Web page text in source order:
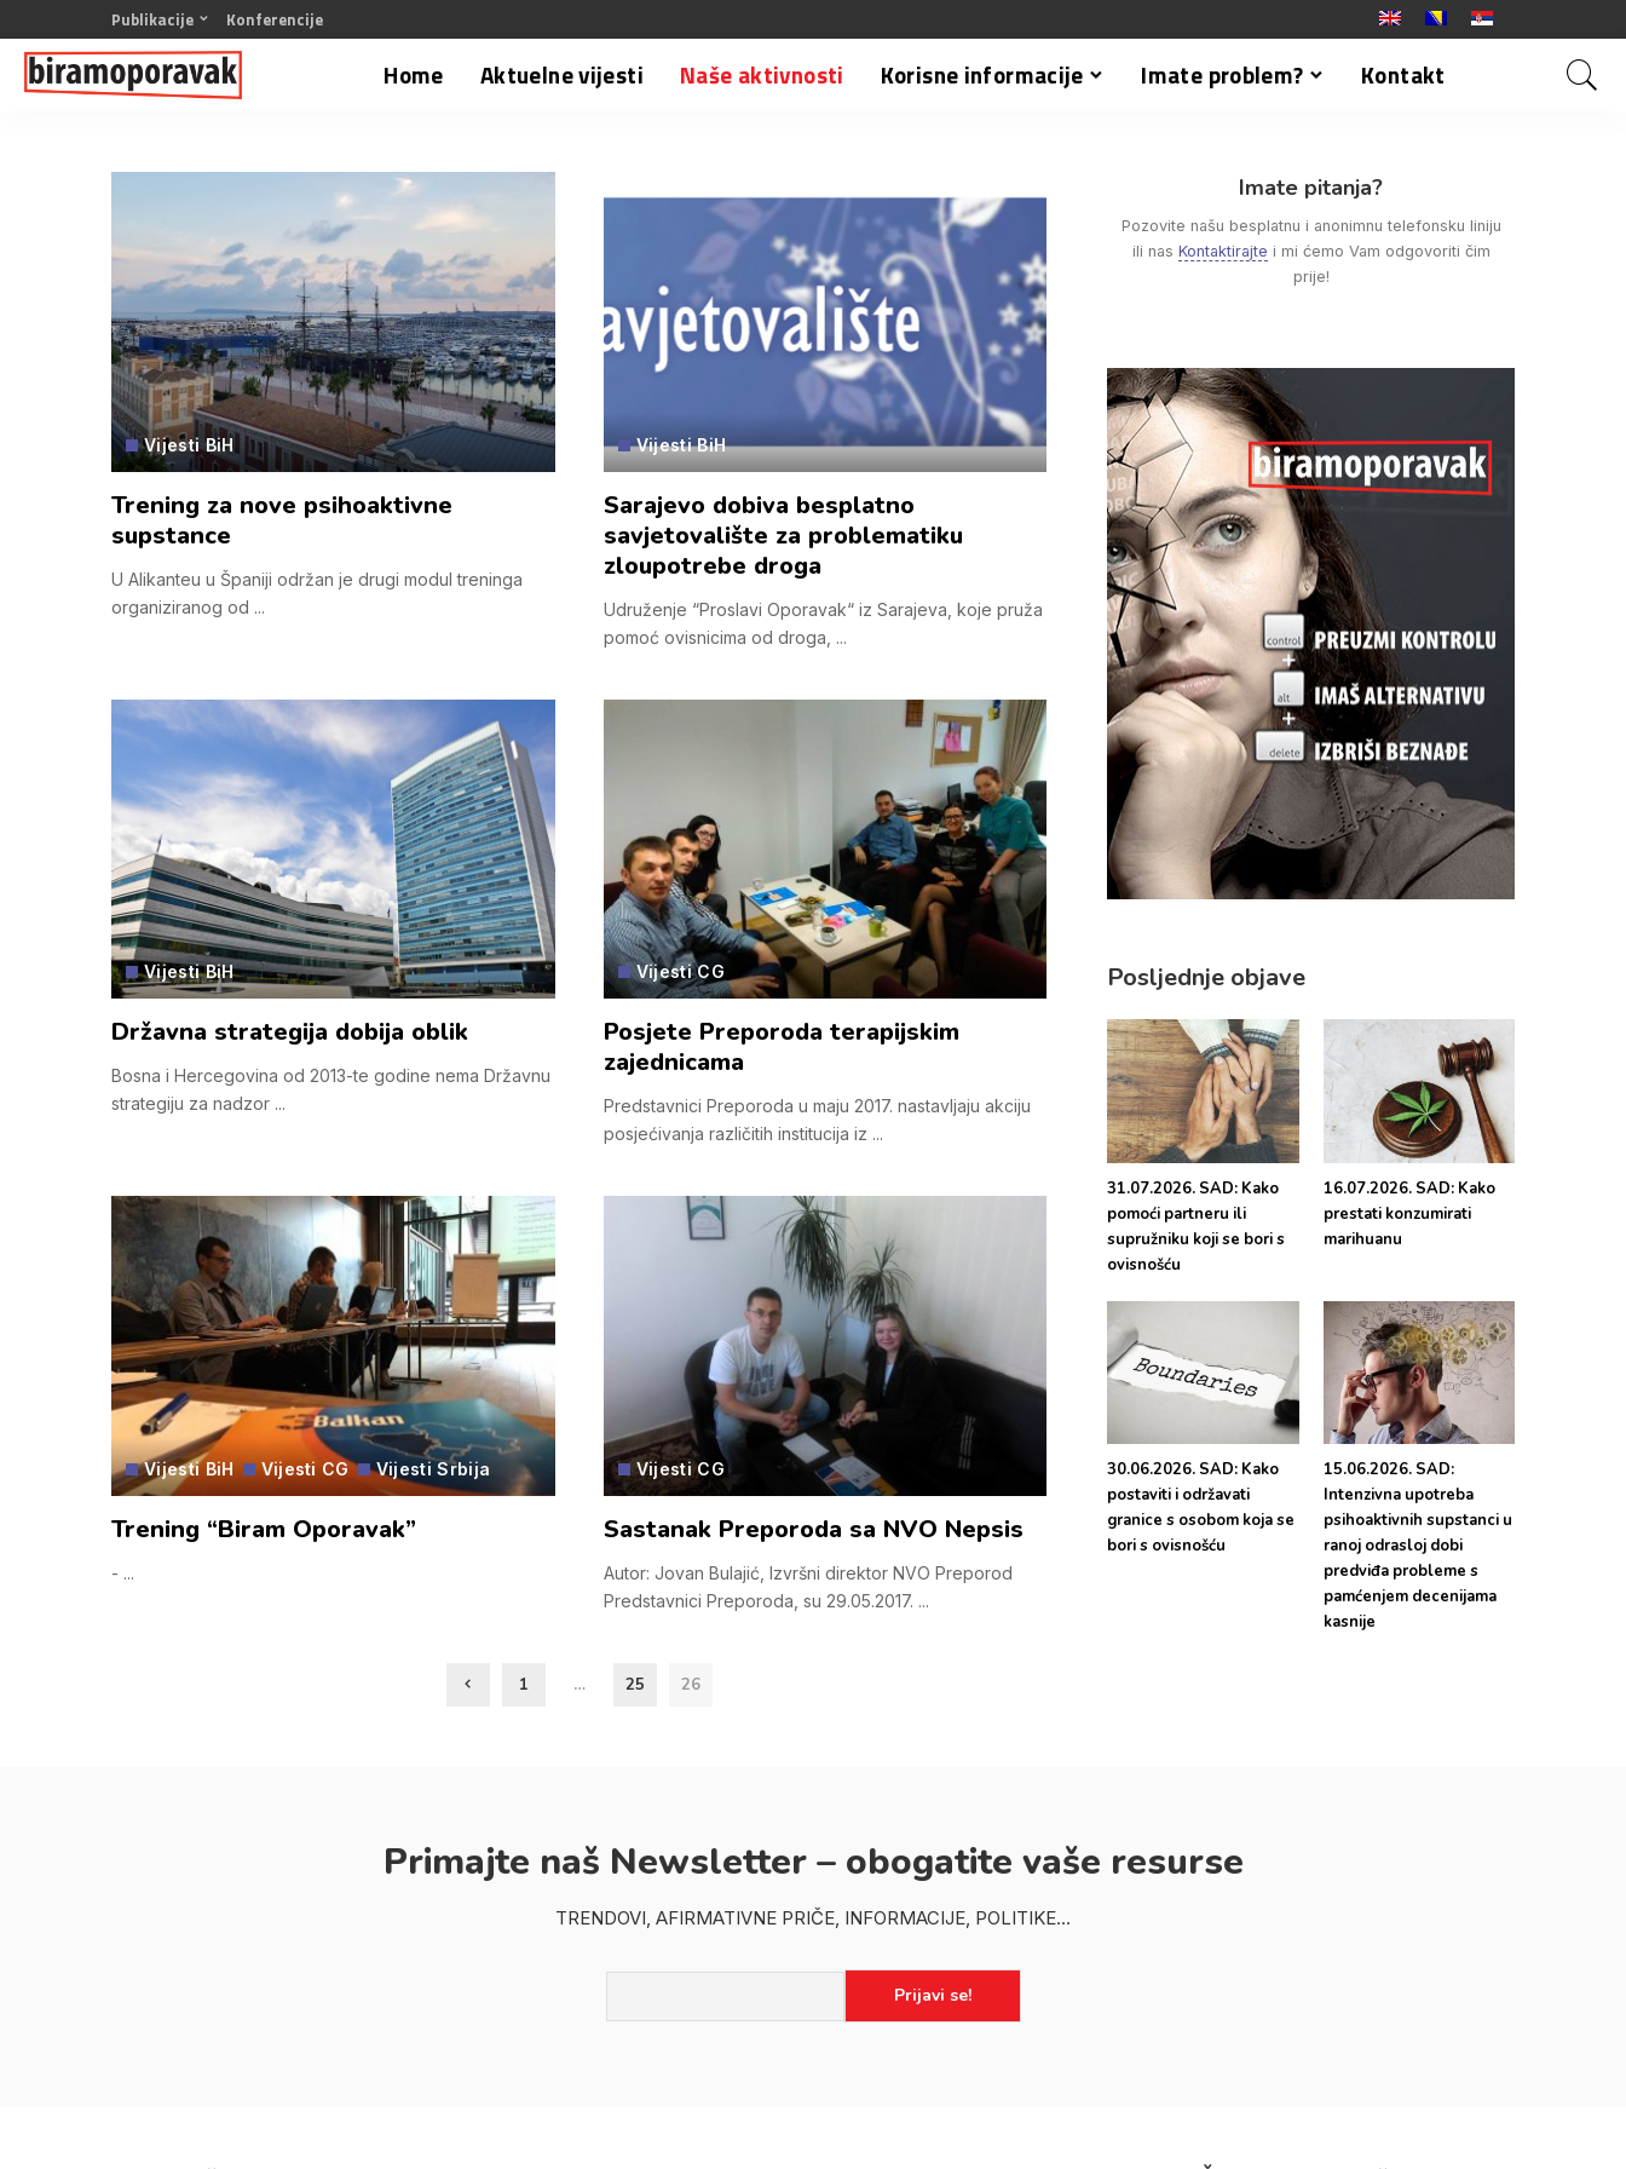
Publikacije Konferencije
Home Aktuelne vijesti Naše aktivnosti Korisne informacije Imate problem? Kontakt
Vijesti BiH
Trening za nove psihoaktivne
supstance
U Alikanteu u Španiji održan je drugi modul treninga
organiziranog od ...
Vijesti BiH
Sarajevo dobiva besplatno
savjetovalište za problematiku
zloupotrebe droga
Udruženje “Proslavi Oporavak“ iz Sarajeva, koje pruža
pomoć ovisnicima od droga, ...
Vijesti BiH
Državna strategija dobija oblik
Bosna i Hercegovina od 2013-te godine nema Državnu
strategiju za nadzor ...
Vijesti CG
Posjete Preporoda terapijskim
zajednicama
Predstavnici Preporoda u maju 2017. nastavljaju akciju
posjećivanja različitih institucija iz ...
Vijesti BiH Vijesti CG Vijesti Srbija
Trening “Biram Oporavak”
- ...
Vijesti CG
Sastanak Preporoda sa NVO Nepsis
Autor: Jovan Bulajić, Izvršni direktor NVO Preporod
Predstavnici Preporoda, su 29.05.2017. ...
1 … 25 26
Imate pitanja?
Pozovite našu besplatnu i anonimnu telefonsku liniju
ili nas Kontaktirajte i mi ćemo Vam odgovoriti čim
prije!
Posljednje objave
31.07.2026. SAD: Kako
pomoći partneru ili
supružniku koji se bori s
ovisnošću
16.07.2026. SAD: Kako
prestati konzumirati
marihuanu
30.06.2026. SAD: Kako
postaviti i održavati
granice s osobom koja se
bori s ovisnošću
15.06.2026. SAD:
Intenzivna upotreba
psihoaktivnih supstanci u
ranoj odrasloj dobi
predviđa probleme s
pamćenjem decenijama
kasnije
Primajte naš Newsletter – obogatite vaše resurse
TRENDOVI, AFIRMATIVNE PRIČE, INFORMACIJE, POLITIKE...